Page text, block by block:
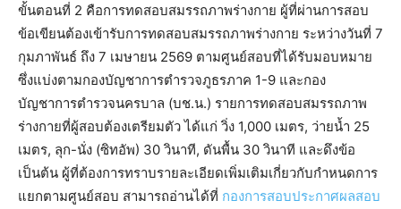
ขั้นตอนที่ 2 คือการทดสอบสมรรถภาพร่างกาย ผู้ที่ผ่านการสอบ
ข้อเขียนต้องเข้ารับการทดสอบสมรรถภาพร่างกาย ระหว่างวันที่ 7
กุมภาพันธ์ ถึง 7 เมษายน 2569 ตามศูนย์สอบที่ได้รับมอบหมาย
ซึ่งแบ่งตามกองบัญชาการตำรวจภูธรภาค 1-9 และกอง
บัญชาการตำรวจนครบาล (บช.น.) รายการทดสอบสมรรถภาพ
ร่างกายที่ผู้สอบต้องเตรียมตัว ได้แก่ วิ่ง 1,000 เมตร, ว่ายน้ำ 25
เมตร, ลุก-นั่ง (ซิทอัพ) 30 วินาที, ดันพื้น 30 วินาที และดึงข้อ
เป็นต้น ผู้ที่ต้องการทราบรายละเอียดเพิ่มเติมเกี่ยวกับกำหนดการ
แยกตามศูนย์สอบ สามารถอ่านได้ที่ กองการสอบประกาศผลสอบ